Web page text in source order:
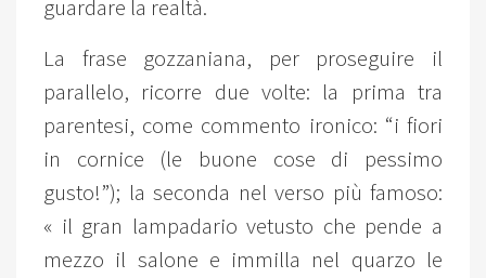
guardare la realtà.
La frase gozzaniana, per proseguire il
parallelo, ricorre due volte: la prima tra
parentesi, come commento ironico: “i fiori
in cornice (le buone cose di pessimo
gusto!”); la seconda nel verso più famoso:
« il gran lampadario vetusto che pende a
mezzo il salone e immilla nel quarzo le